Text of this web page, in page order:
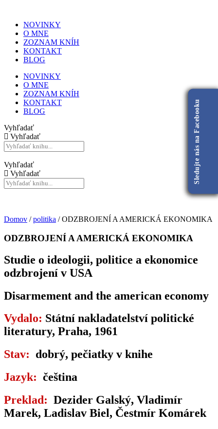
NOVINKY
O MNE
ZOZNAM KNÍH
KONTAKT
BLOG
NOVINKY
O MNE
ZOZNAM KNÍH
KONTAKT
BLOG
Vyhľadať
Vyhľadať
Vyhľadať
Vyhľadať
Domov /politika / ODZBROJENÍ A AMERICKÁ EKONOMIKA
ODZBROJENÍ A AMERICKÁ EKONOMIKA
Studie o ideologii, politice a ekonomice
odzbrojení v USA
Disarmement and the american economy
Vydalo: Státní nakladatelství politické
literatury, Praha, 1961
Stav: dobrý, pečiatky v knihe
Jazyk: čeština
Preklad: Dezider Galský, Vladimír
Marek, Ladislav Biel, Čestmír Komárek
Sledujte nás na Facebooku